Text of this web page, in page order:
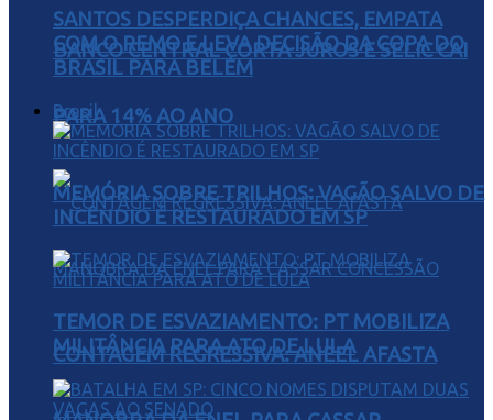
BANCO CENTRAL CORTA JUROS E SELIC CAI
PARA 14% AO ANO
CONTAGEM REGRESSIVA: ANEEL AFASTA
SANTOS DESPERDIÇA CHANCES, EMPATA
COM O REMO E LEVA DECISÃO DA COPA DO
BRASIL PARA BELÉM
Brasil
MEMÓRIA SOBRE TRILHOS: VAGÃO SALVO DE
INCÊNDIO É RESTAURADO EM SP
TEMOR DE ESVAZIAMENTO: PT MOBILIZA
MILITÂNCIA PARA ATO DE LULA